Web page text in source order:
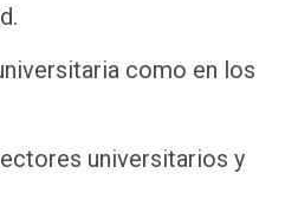
como en los
universitarios y